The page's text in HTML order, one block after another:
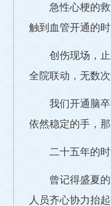
急性心梗的
触到血管开通的
创伤现场，
全院联动，无数
我们开通脑
依然稳定的手，
二十五年的
曾记得盛夏
人员齐心协力抬